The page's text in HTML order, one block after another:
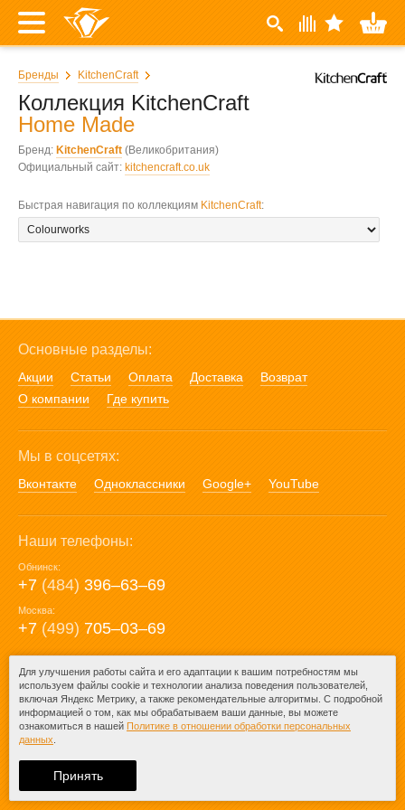
Бренды KitchenCraft
Коллекция KitchenCraft
Home Made
Бренд: KitchenCraft (Великобритания)
Официальный сайт: kitchencraft.co.uk
Быстрая навигация по коллекциям KitchenCraft:
Основные разделы:
Акции Статьи Оплата Доставка
Возврат
О компании
Где купить
Мы в соцсетях:
Вконтакте Одноклассники Google+ YouTube
Наши телефоны:
Обнинск:
+7 (484) 396‒63‒69
Москва:
+7 (499) 705‒03‒69
E-mail:
mail@posuda40.ru
При любом копировании информации
ссылка на
Для улучшения работы сайта и его адаптации к вашим потребностям мы
используем файлы cookie и технологии анализа поведения пользователей,
включая Яндекс Метрику, а также рекомендательные алгоритмы. С подробной
информацией о том, как мы обрабатываем ваши данные, вы можете
ознакомиться в нашей Политике в отношении обработки персональных
данных
Принять